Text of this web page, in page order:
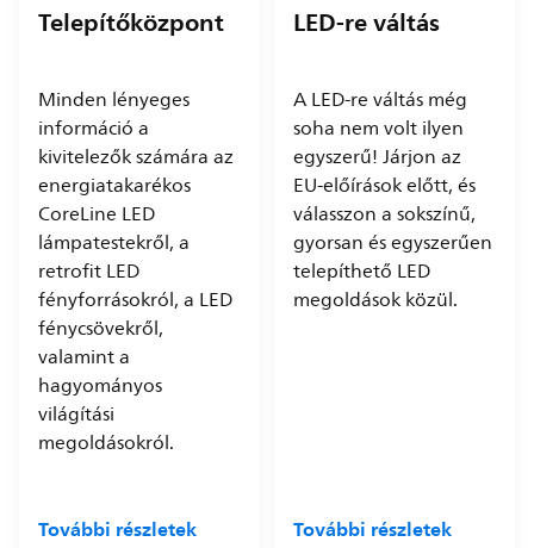
Telepítőközpont
Minden lényeges
információ a
kivitelezők számára az
energiatakarékos
CoreLine LED
lámpatestekről, a
retrofit LED
fényforrásokról, a LED
fénycsövekről,
valamint a
hagyományos
világítási
megoldásokról.
További részletek
LED-re váltás
A LED-re váltás még
soha nem volt ilyen
egyszerű! Járjon az
EU-előírások előtt, és
válasszon a sokszínű,
gyorsan és egyszerűen
telepíthető LED
megoldások közül.
További részletek